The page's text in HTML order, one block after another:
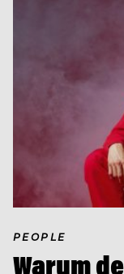
PEOPLE
Warum